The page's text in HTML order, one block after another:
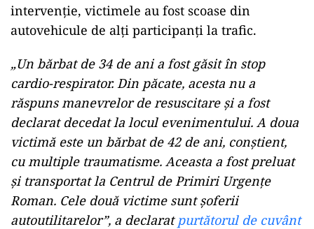
intervenție, victimele au fost scoase din
autovehicule de alți participanți la trafic.
„Un bărbat de 34 de ani a fost găsit în stop
cardio-respirator. Din păcate, acesta nu a
răspuns manevrelor de resuscitare şi a fost
declarat decedat la locul evenimentului. A doua
victimă este un bărbat de 42 de ani, conştient,
cu multiple traumatisme. Aceasta a fost preluat
şi transportat la Centrul de Primiri Urgenţe
Roman. Cele două victime sunt şoferii
autoutilitarelor”, a declarat purtătorul de cuvânt